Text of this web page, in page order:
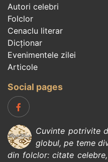
Autori celebri
Folclor
Cenaclu literar
Dicționar
Evenimentele zilei
Articole
Social pages
Cuvinte potrivite
globul, pe teme
din folclor:citate celebre,